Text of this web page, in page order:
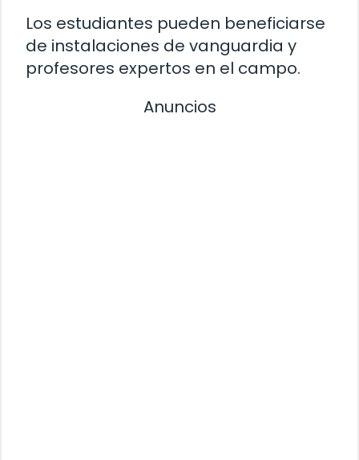
Los estudiantes pueden beneficiarse
de instalaciones de vanguardia y
profesores expertos en el campo.
Anuncios